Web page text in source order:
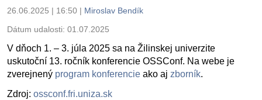
26.06.2025 | 16:50 | Miroslav Bendík
Dátum udalosti: 01.07.2025
V dňoch 1. – 3. júla 2025 sa na Žilinskej univerzite
uskutoční 13. ročník konferencie OSSConf. Na webe je
zverejnený program konferencie ako aj zborník.
Zdroj: ossconf.fri.uniza.sk